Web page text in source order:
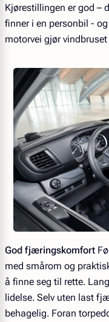
Kjørestillingen er god –
finner i en personbil -
motorvei gjør
God fjæringskomfort
med smårom og
å finne seg til rette.
lidelse. Selv uten last
behagelig. Foran